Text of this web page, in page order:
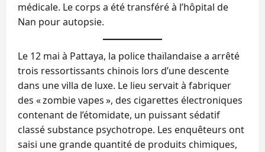
médicale. Le corps a été transféré à l’hôpital de
Nan pour autopsie.
Le 12 mai à Pattaya, la police thaïlandaise a arrêté
trois ressortissants chinois lors d’une descente
dans une villa de luxe. Le lieu servait à fabriquer
des « zombie vapes », des cigarettes électroniques
contenant de l’étomidate, un puissant sédatif
classé substance psychotrope. Les enquêteurs ont
saisi une grande quantité de produits chimiques,